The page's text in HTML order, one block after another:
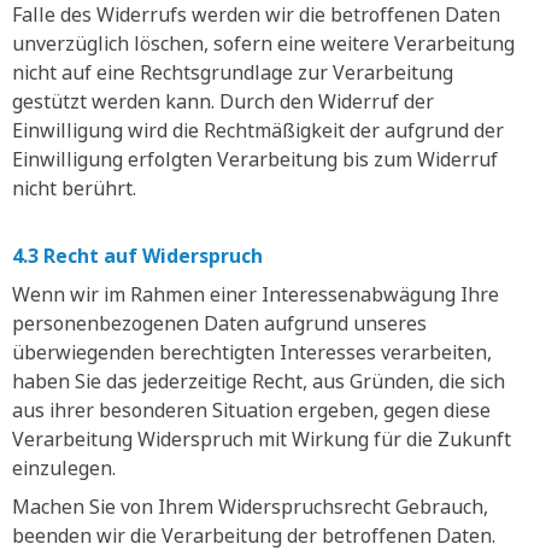
Falle des Widerrufs werden wir die betroffenen Daten
unverzüglich löschen, sofern eine weitere Verarbeitung
nicht auf eine Rechtsgrundlage zur Verarbeitung
gestützt werden kann. Durch den Widerruf der
Einwilligung wird die Rechtmäßigkeit der aufgrund der
Einwilligung erfolgten Verarbeitung bis zum Widerruf
nicht berührt.
4.3 Recht auf Widerspruch
Wenn wir im Rahmen einer Interessenabwägung Ihre
personenbezogenen Daten aufgrund unseres
überwiegenden berechtigten Interesses verarbeiten,
haben Sie das jederzeitige Recht, aus Gründen, die sich
aus ihrer besonderen Situation ergeben, gegen diese
Verarbeitung Widerspruch mit Wirkung für die Zukunft
einzulegen.
Machen Sie von Ihrem Widerspruchsrecht Gebrauch,
beenden wir die Verarbeitung der betroffenen Daten.